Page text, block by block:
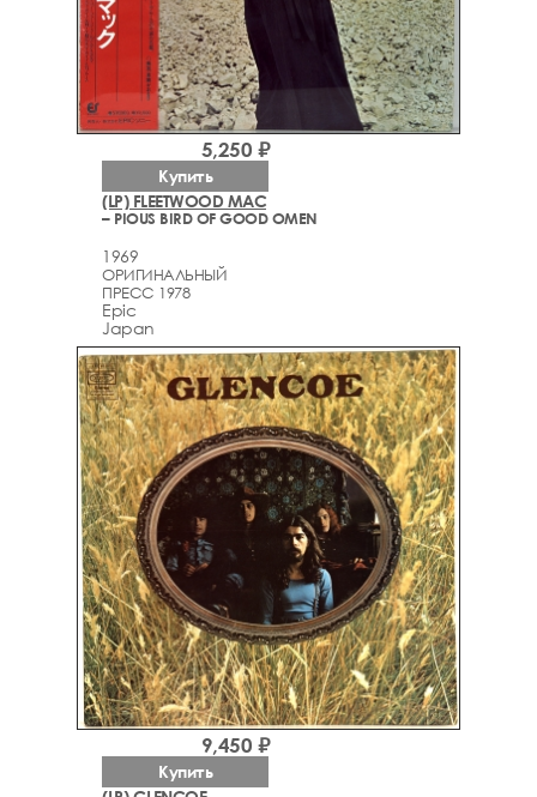
(LP) FLEETWOOD MAC
– PIOUS BIRD OF GOOD OMEN
1969
ОРИГИНАЛЬНЫЙ
ПРЕСС 1978
Epic
Japan
5,250 ₽
Купить
9,450 ₽
Купить